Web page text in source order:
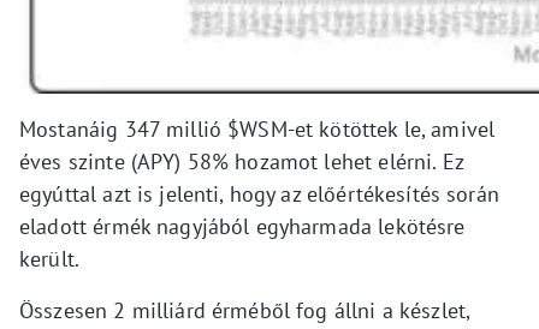
Mostanáig 347 millió $WSM-et kötöttek le, amivel
éves szinte (APY) 58% hozamot lehet elérni. Ez
egyúttal azt is jelenti, hogy az előértékesítés során
eladott érmék nagyjából egyharmada lekötésre
került.
Összesen 2 milliárd érméből fog állni a készlet,